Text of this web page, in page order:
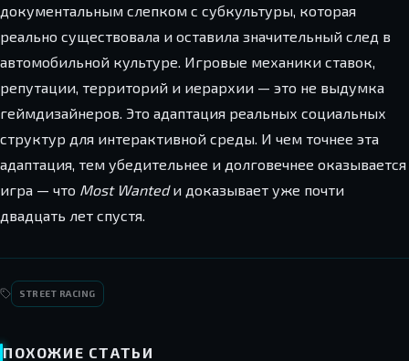
документальным слепком с субкультуры, которая
реально существовала и оставила значительный след в
автомобильной культуре. Игровые механики ставок,
репутации, территорий и иерархии — это не выдумка
геймдизайнеров. Это адаптация реальных социальных
структур для интерактивной среды. И чем точнее эта
адаптация, тем убедительнее и долговечнее оказывается
игра — что Most Wantedи доказывает уже почти
двадцать лет спустя.
STREET RACING
ПОХОЖИЕ СТАТЬИ